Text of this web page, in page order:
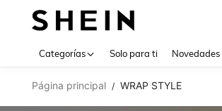
Categorías Solo para ti Novedades
Página principal / WRAP STYLE